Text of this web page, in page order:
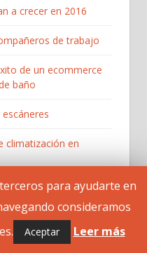
a crecer en 2016
de trabajo
de un ecommerce
baño
climatización en
oficiales de inglés en
para ayudarte en
consideramos
Aceptar Leer más